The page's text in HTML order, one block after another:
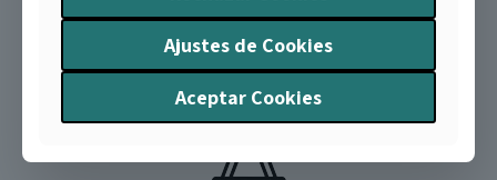
Organiza tu año con arte y humor. La
Agenda
Extremeña 2026te acompaña mes a mes con
ilustraciones y curiosidadesde nuestra tierra.
Ajustes de Cookies
Aceptar Cookies